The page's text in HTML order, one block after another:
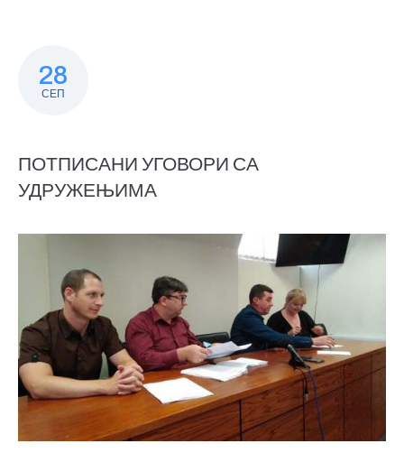
28
СЕП
ПОТПИСАНИ УГОВОРИ СА
УДРУЖЕЊИМА